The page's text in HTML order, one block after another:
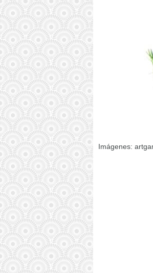
Imágenes: